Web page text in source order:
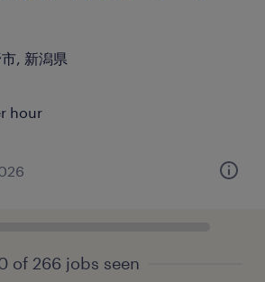
, 新潟県
hour
of 266 jobs seen